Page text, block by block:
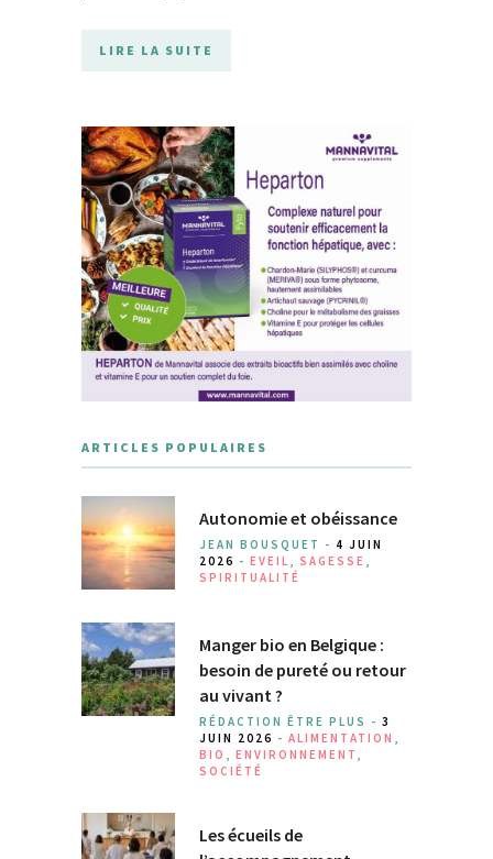
LIRE LA SUITE
ARTICLES POPULAIRES
Autonomie et obéissance
JEAN BOUSQUET - 4 JUIN
2026 - EVEIL SAGESSE
SPIRITUALITÉ
Manger bio en Belgique :
besoin de pureté ou retour
au vivant ?
RÉDACTION ÊTRE PLUS - 3
JUIN 2026 - ALIMENTATION
BIO
ENVIRONNEMENT
SOCIÉTÉ
Les écueils de